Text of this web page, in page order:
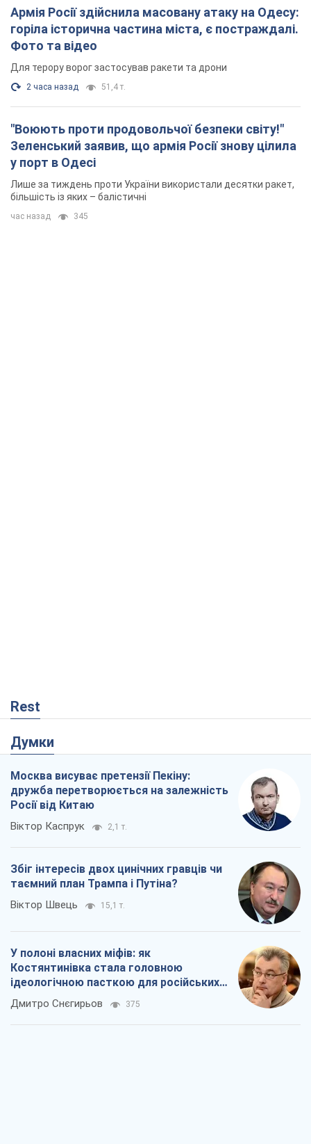
Армія Росії здійснила масовану атаку на Одесу:
горіла історична частина міста, є постраждалі.
Фото та відео
Для терору ворог застосував ракети та дрони
2 часа назад 51,4 т.
"Воюють проти продовольчої безпеки світу!"
Зеленський заявив, що армія Росії знову цілила
у порт в Одесі
Лише за тиждень проти України використали десятки ракет,
більшість із яких – балістичні
час назад 345
Rest
Думки
Москва висуває претензії Пекіну:
дружба перетворюється на залежність
Росії від Китаю
Віктор Каспрук 2,1 т.
Збіг інтересів двох цинічних гравців чи
таємний план Трампа і Путіна?
Віктор Швець 15,1 т.
У полоні власних міфів: як
Костянтинівка стала головною
ідеологічною пасткою для російських
окупантів
Дмитро Снєгирьов 375